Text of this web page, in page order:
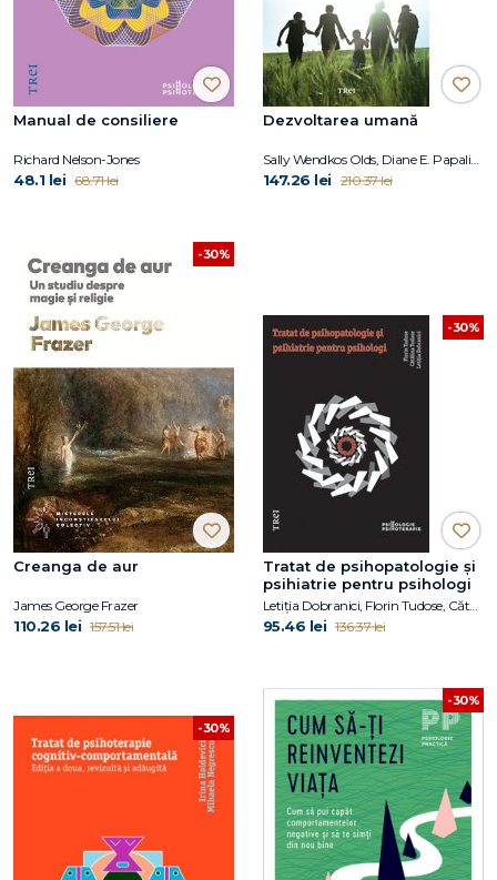
Manual de consiliere
Richard Nelson-Jones
48.1 lei 68.71 lei
Dezvoltarea umană
Sally Wendkos Olds, Diane E. Papalia, Ruth Duskin Feldman
147.26 lei 210.37 lei
-30%
Creanga de aur
James George Frazer
110.26 lei 157.51 lei
-30%
Tratat de psihopatologie şi
psihiatrie pentru psihologi
95.46 lei 136.37 lei
-30%
-30%